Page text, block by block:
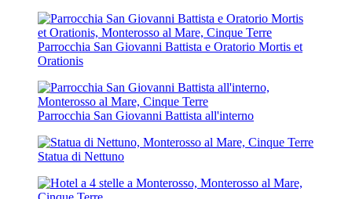
Parrocchia San Giovanni Battista e Oratorio Mortis et
Orationis
Parrocchia San Giovanni Battista all'interno
Statua di Nettuno